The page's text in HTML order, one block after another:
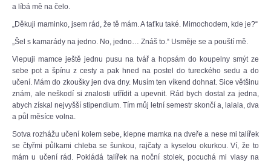
a líbá mě na čelo.
„Děkuji maminko, jsem rád, že tě mám. A taťku také. Mimochodem, kde je?“
„Šel s kamarády na jedno. No, jedno… Znáš to.“ Usměje se a pouští mě.
Vlepuji mamce ještě jednu pusu na tvář a hopsám do koupelny smýt ze
sebe pot a špínu z cesty a pak hned na postel do tureckého sedu a do
učení. Mám do zkoušky jen dva dny. Musím ten víkend dohnat. Sice většinu
znám, ale neškodí si znalosti utřídit a upevnit. Rád bych dostal za jedna,
abych získal nejvyšší stipendium. Tím můj letní semestr skončí a, lalala, dva
a půl měsíce volna.
Sotva rozhážu učení kolem sebe, klepne mamka na dveře a nese mi talířek
se čtyřmi půlkami chleba se šunkou, rajčaty a kyselou okurkou. Ví, že to
mám u učení rád. Pokládá talířek na noční stolek, pocuchá mi vlasy na